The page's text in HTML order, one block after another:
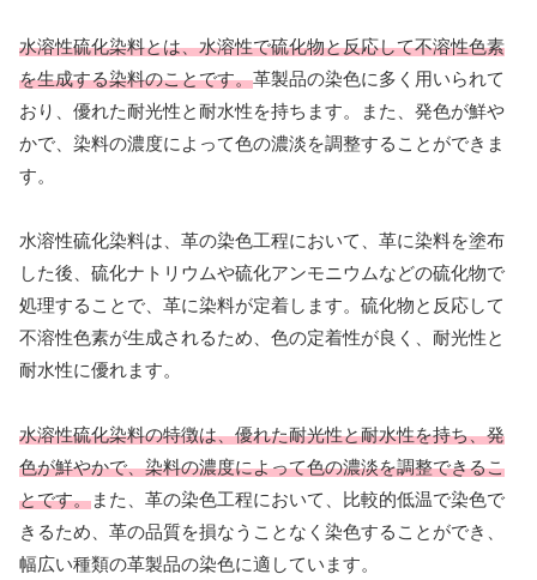
水溶性硫化染料とは、水溶性で硫化物と反応して不溶性色素
を生成する染料のことです。革製品の染色に多く用いられて
おり、優れた耐光性と耐水性を持ちます。また、発色が鮮や
かで、染料の濃度によって色の濃淡を調整することができま
す。
水溶性硫化染料は、革の染色工程において、革に染料を塗布
した後、硫化ナトリウムや硫化アンモニウムなどの硫化物で
処理することで、革に染料が定着します。硫化物と反応して
不溶性色素が生成されるため、色の定着性が良く、耐光性と
耐水性に優れます。
水溶性硫化染料の特徴は、優れた耐光性と耐水性を持ち、発
色が鮮やかで、染料の濃度によって色の濃淡を調整できるこ
とです。また、革の染色工程において、比較的低温で染色で
きるため、革の品質を損なうことなく染色することができ、
幅広い種類の革製品の染色に適しています。